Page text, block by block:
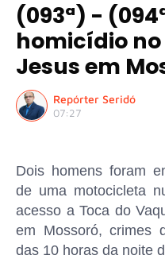
(093ª) -
homicídio
Jesus em
Repórter Seridó
07:27
Dois homens foram
de uma motocicleta
acesso a Toca do
em Mossoró, crimes
das 10 horas da noite